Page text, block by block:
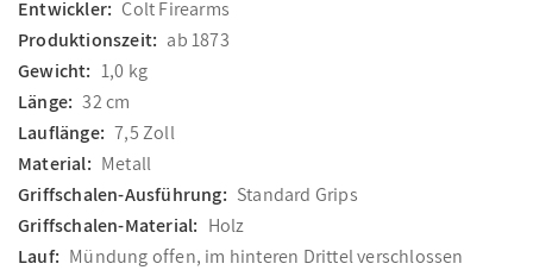
Entwickler: Colt Firearms
Produktionszeit: ab 1873
Gewicht: 1,0 kg
Länge: 32 cm
Lauflänge: 7,5 Zoll
Material: Metall
Griffschalen-Ausführung: Standard Grips
Griffschalen-Material: Holz
Lauf: Mündung offen, im hinteren Drittel verschlossen